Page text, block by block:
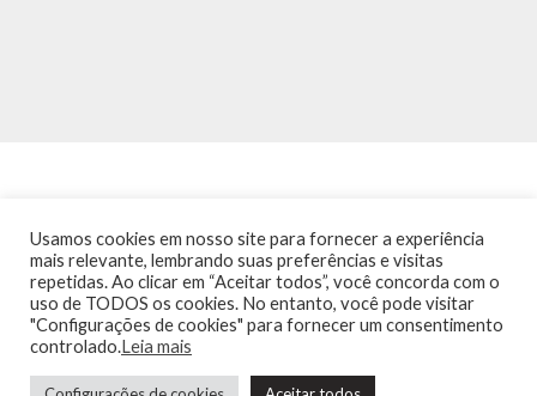
INÍCIO NOTÍCIAS AGENDA CONTATO
TRÂNSITO NA PONTE
TERMOS DE USO / POLÍTICA DE PRIVACIDADE
Usamos cookies em nosso site para fornecer a experiência
mais relevante, lembrando suas preferências e visitas
repetidas. Ao clicar em “Aceitar todos”, você concorda com o
uso de TODOS os cookies. No entanto, você pode visitar
"Configurações de cookies" para fornecer um consentimento
controlado.Leia mais